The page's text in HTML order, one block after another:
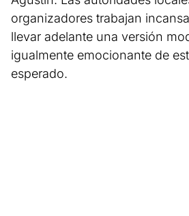
organizadores trabajan
llevar adelante una versión
igualmente emocionante de
esperado.